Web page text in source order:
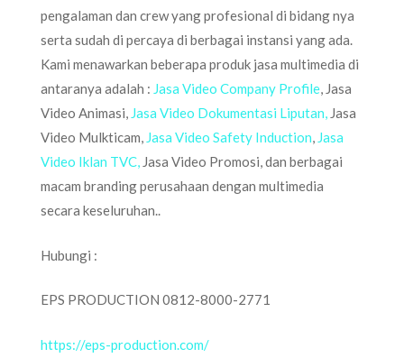
pengalaman dan crew yang profesional di bidang nya
serta sudah di percaya di berbagai instansi yang ada.
Kami menawarkan beberapa produk jasa multimedia di
antaranya adalah : Jasa Video Company Profile, Jasa
Video Animasi, Jasa Video Dokumentasi Liputan, Jasa
Video Mulkticam, Jasa Video Safety Induction, Jasa
Video Iklan TVC, Jasa Video Promosi, dan berbagai
macam branding perusahaan dengan multimedia
secara keseluruhan..
Hubungi :
EPS PRODUCTION 0812-8000-2771
https://eps-production.com/